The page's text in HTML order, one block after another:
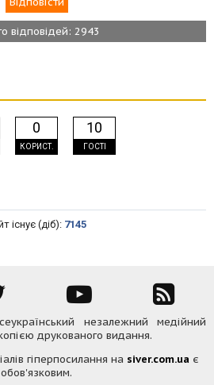
відповідей: 2943
0
КОРИСТ.
10
ГОСТІ
існує (діб): 7145
незалежний медійний
друкованого видання.
гіперпосилання на siver.com.ua є
обов'язковим.